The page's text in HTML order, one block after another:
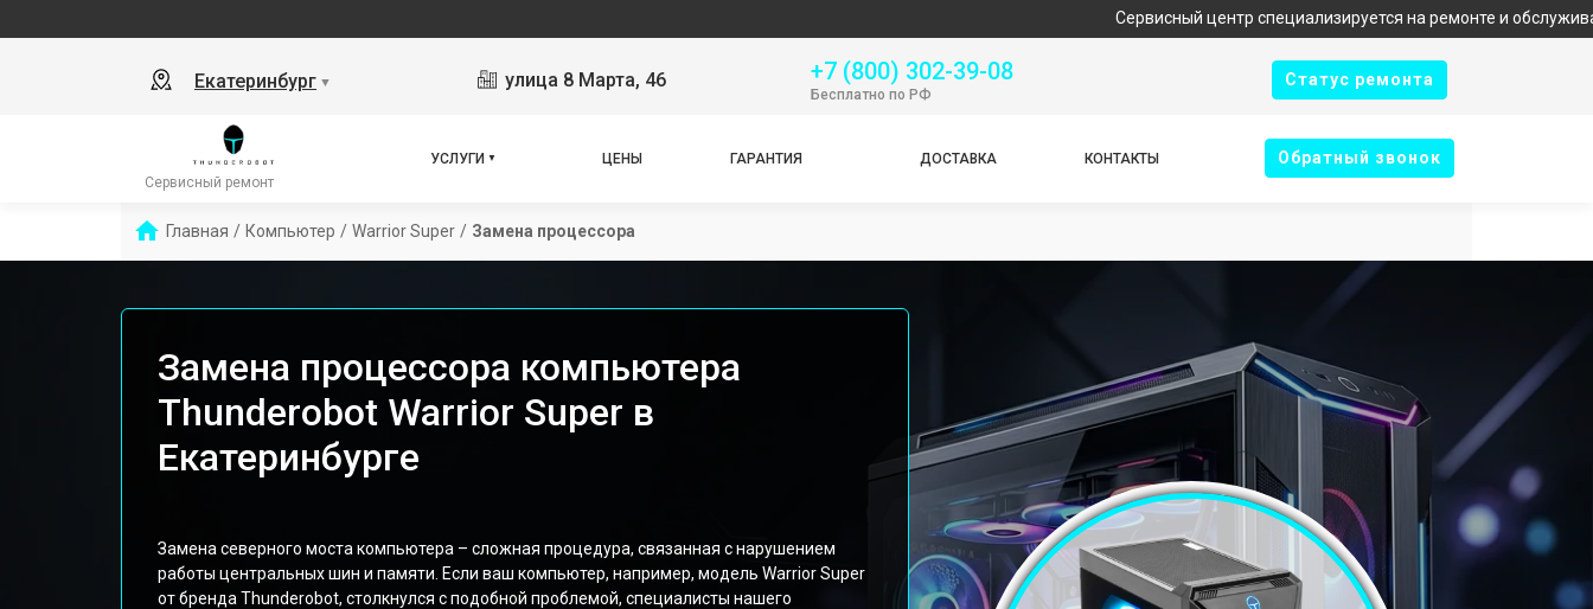
Сервисный центр специализируется на ремонте и обслуживании
Екатеринбург ▼ улица 8 Марта, 46 +7 (800) 302-39-08
Бесплатно по РФ
Cтатус ремонта
Сервисный ремонт
УСЛУГИ ЦЕНЫ ГАРАНТИЯ ДОСТАВКА КОНТАКТЫ Oбратный звонок
Главная / Компьютер / Warrior Super / Замена процессора
Замена процессора компьютера
Thunderobot Warrior Super в
Екатеринбурге
Замена северного моста компьютера – сложная процедура, связанная с нарушением
работы центральных шин и памяти. Если ваш компьютер, например, модель Warrior Super
от бренда Thunderobot, столкнулся с подобной проблемой, специалисты нашего